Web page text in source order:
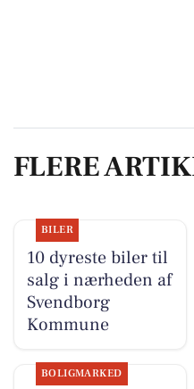
FLERE
BILER
10 dyreste biler til
salg i nærheden af
Svendborg
Kommune
BOLIGMARKED